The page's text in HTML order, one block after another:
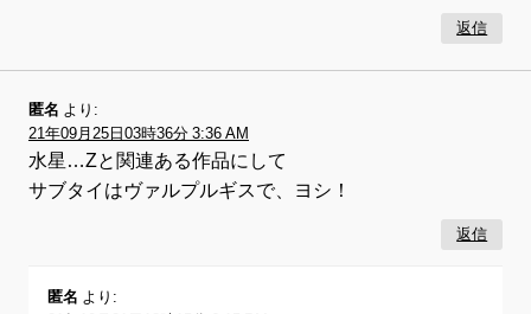
返信
匿名 より:
21年09月25日03時36分 3:36 AM
水星…Zと関連ある作品にして
サブタイはヴァルプルギスで、ヨシ！
返信
匿名 より: